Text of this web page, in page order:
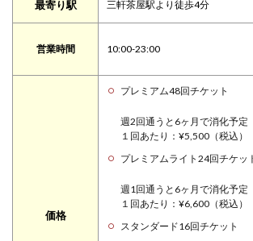
最寄り駅 三軒茶屋駅より徒歩4分
営業時間 10:00-23:00
価格
プレミアム48回チケット
週2回通うと6ヶ月で消化予定
１回あたり：¥5,500（税込）
プレミアムライト24回チケッ
週1回通うと6ヶ月で消化予定
１回あたり：¥6,600（税込）
スタンダード16回チケット